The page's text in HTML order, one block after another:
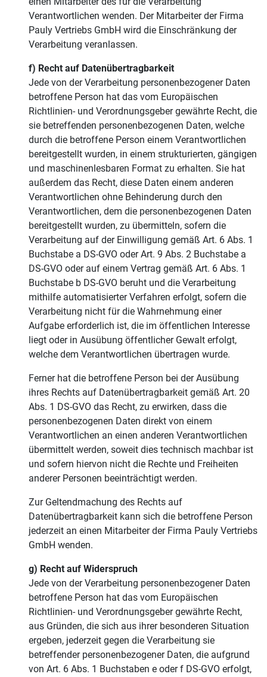
Verantwortlichen wenden. Der Mitarbeiter der Firma
Pauly Vertriebs GmbH wird die Einschränkung der
Verarbeitung veranlassen.
f) Recht auf Datenübertragbarkeit
Jede von der Verarbeitung personenbezogener Daten
betroffene Person hat das vom Europäischen
Richtlinien- und Verordnungsgeber gewährte Recht, die
sie betreffenden personenbezogenen Daten, welche
durch die betroffene Person einem Verantwortlichen
bereitgestellt wurden, in einem strukturierten, gängigen
und maschinenlesbaren Format zu erhalten. Sie hat
außerdem das Recht, diese Daten einem anderen
Verantwortlichen ohne Behinderung durch den
Verantwortlichen, dem die personenbezogenen Daten
bereitgestellt wurden, zu übermitteln, sofern die
Verarbeitung auf der Einwilligung gemäß Art. 6 Abs. 1
Buchstabe a DS-GVO oder Art. 9 Abs. 2 Buchstabe a
DS-GVO oder auf einem Vertrag gemäß Art. 6 Abs. 1
Buchstabe b DS-GVO beruht und die Verarbeitung
mithilfe automatisierter Verfahren erfolgt, sofern die
Verarbeitung nicht für die Wahrnehmung einer
Aufgabe erforderlich ist, die im öffentlichen Interesse
liegt oder in Ausübung öffentlicher Gewalt erfolgt,
welche dem Verantwortlichen übertragen wurde.
Ferner hat die betroffene Person bei der Ausübung
ihres Rechts auf Datenübertragbarkeit gemäß Art. 20
Abs. 1 DS-GVO das Recht, zu erwirken, dass die
personenbezogenen Daten direkt von einem
Verantwortlichen an einen anderen Verantwortlichen
übermittelt werden, soweit dies technisch machbar ist
und sofern hiervon nicht die Rechte und Freiheiten
anderer Personen beeinträchtigt werden.
Zur Geltendmachung des Rechts auf
Datenübertragbarkeit kann sich die betroffene Person
jederzeit an einen Mitarbeiter der Firma Pauly Vertriebs
GmbH wenden.
g) Recht auf Widerspruch
Jede von der Verarbeitung personenbezogener Daten
betroffene Person hat das vom Europäischen
Richtlinien- und Verordnungsgeber gewährte Recht,
aus Gründen, die sich aus ihrer besonderen Situation
ergeben, jederzeit gegen die Verarbeitung sie
betreffender personenbezogener Daten, die aufgrund
von Art. 6 Abs. 1 Buchstaben e oder f DS-GVO erfolgt,